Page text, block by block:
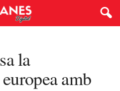
la
amb